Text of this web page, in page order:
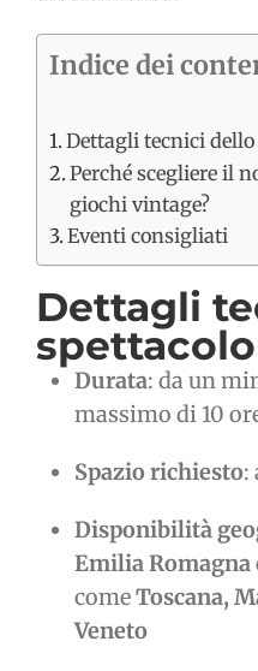
Indice dei
Dettagli tecnici dello
Perché scegliere il
giochi vintage?
Eventi consigliati
Dettagli
spettacolo
Durata: da un
massimo di 10
Spazio richiesto:
Disponibilità
Emilia Romagna
comeToscana,
Veneto